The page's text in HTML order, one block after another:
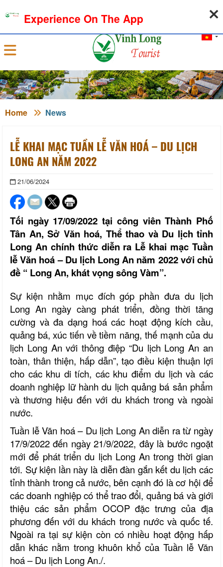
Sign in
Home News
LỄ KHAI MẠC TUẦN LỄ VĂN HOÁ – DU LỊCH
LONG AN NĂM 2022
21/06/2024
Tối ngày 17/09/2022 tại công viên Thành Phố
Tân An, Sở Văn hoá, Thể thao và Du lịch tỉnh
Long An chính thức diễn ra Lễ khai mạc Tuần
lễ Văn hoá – Du lịch Long An năm 2022 với chủ
đề “ Long An, khát vọng sông Vàm”.
Sự kiện nhằm mục đích góp phần đưa du lịch
Long An ngày càng phát triển, đồng thời tăng
cường và đa dạng hoá các hoạt động kích cầu,
quảng bá, xúc tiến về tiềm năng, thế mạnh của du
lịch Long An với thông điệp “Du lịch Long An an
toàn, thân thiện, hấp dẫn”, tạo điều kiện thuận lợi
cho các khu di tích, các khu điểm du lịch và các
doanh nghiệp lữ hành du lịch quảng bá sản phẩm
và thương hiệu đến với du khách trong và ngoài
nước.
Tuần lễ Văn hoá – Du lịch Long An diễn ra từ ngày
17/9/2022 đến ngày 21/9/2022, đây là bước ngoặt
mới để phát triển du lịch Long An trong thời gian
tới. Sự kiện lần này là diễn đàn gắn kết du lịch các
tỉnh thành trong cả nước, bên cạnh đó là cơ hội để
các doanh nghiệp có thể trao đổi, quảng bá và giới
thiệu các sản phẩm OCOP đặc trưng của địa
phương đến với du khách trong nước và quốc tế.
Ngoài ra tại sự kiện còn có nhiều hoạt động hấp
dẫn khác nằm trong khuôn khổ của Tuần lễ Văn
hoá – Du lịch Long An./.
Experience On The App